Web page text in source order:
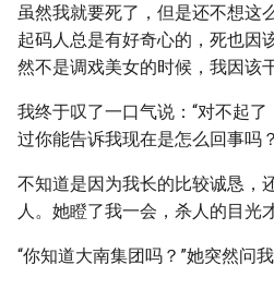
虽然我就要死了，但是还不想这
起码人总是有好奇心的，死也因
然不是调戏美女的时候，我因该
我终于叹了一口气说：“对不起
过你能告诉我现在是怎么回事吗
不知道是因为我长的比较诚恳，
人。她瞪了我一会，杀人的目光
“你知道大南集团吗？”她突然问我